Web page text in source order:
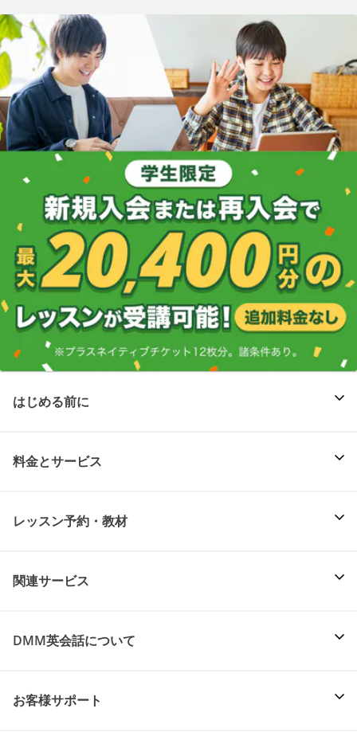
はじめる前に
料金とサービス
レッスン予約・教材
関連サービス
DMM英会話について
お客様サポート